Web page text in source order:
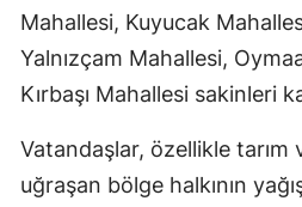
Mahallesi, Kuyucak
Yalnızçam Mahallesi,
Kırbaşı Mahallesi sakinleri
Vatandaşlar, özellikle tarım
uğraşan bölge halkının